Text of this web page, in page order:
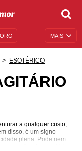
MAIS
ESOTÉRICO
a qualquer custo,
disso, é um signo
plena. Pode nem
coração gigante. Veja